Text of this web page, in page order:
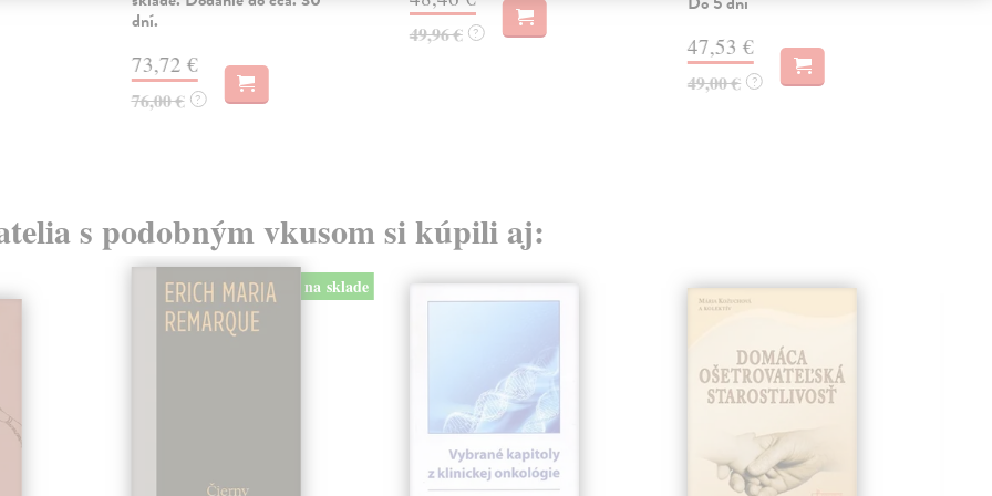
dní.
73,72 €
76,00 € ?
49,96 € ? 47,53 €
49,00 € ?
s podobným vkusom si kúpili aj:
na sklade